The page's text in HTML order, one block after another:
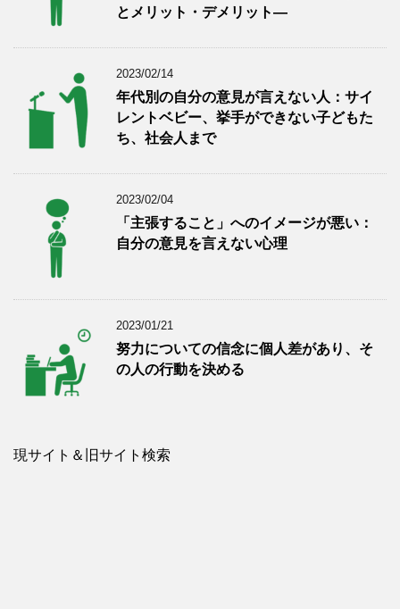
とメリット・デメリット―
2023/02/14
年代別の自分の意見が言えない人：サイ
レントベビー、挙手ができない子どもた
ち、社会人まで
2023/02/04
「主張すること」へのイメージが悪い：
自分の意見を言えない心理
2023/01/21
努力についての信念に個人差があり、そ
の人の行動を決める
現サイト＆旧サイト検索